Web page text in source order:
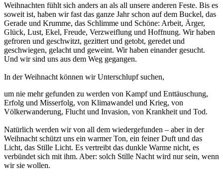
Weihnachten fühlt sich anders an als all unsere anderen Feste. Bis es
soweit ist, haben wir fast das ganze Jahr schon auf dem Buckel, das
Gerade und Krumme, das Schlimme und Schöne: Arbeit, Ärger,
Glück, Lust, Ekel, Freude, Verzweiflung und Hoffnung. Wir haben
gefroren und geschwitzt, gezittert und getobt, geredet und
geschwiegen, gelacht und geweint. Wir haben einander gesucht.
Und wir sind uns aus dem Weg gegangen.
In der Weihnacht können wir Unterschlupf suchen,
um nie mehr gefunden zu werden von Kampf und Enttäuschung,
Erfolg und Misserfolg, von Klimawandel und Krieg, von
Völkerwanderung, Flucht und Invasion, von Krankheit und Tod.
Natürlich werden wir von all dem wiedergefunden – aber in der
Weihnacht schützt uns ein warmer Ton, ein feiner Duft und das
Licht, das Stille Licht. Es vertreibt das dunkle Warme nicht, es
verbündet sich mit ihm. Aber: solch Stille Nacht wird nur sein, wenn
wir sie wollen.